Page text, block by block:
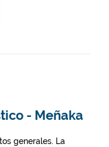
- Meñaka
generales. La